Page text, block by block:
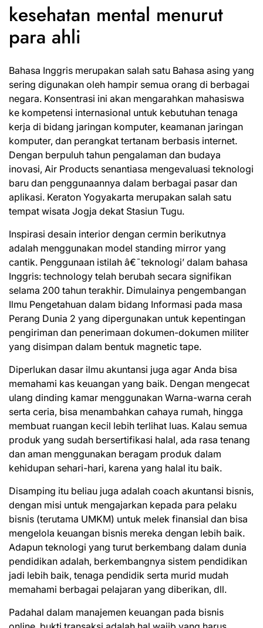
kesehatan mental menurut
para ahli
Bahasa Inggris merupakan salah satu Bahasa asing yang
sering digunakan oleh hampir semua orang di berbagai
negara. Konsentrasi ini akan mengarahkan mahasiswa
ke kompetensi internasional untuk kebutuhan tenaga
kerja di bidang jaringan komputer, keamanan jaringan
komputer, dan perangkat tertanam berbasis internet.
Dengan berpuluh tahun pengalaman dan budaya
inovasi, Air Products senantiasa mengevaluasi teknologi
baru dan penggunaannya dalam berbagai pasar dan
aplikasi. Keraton Yogyakarta merupakan salah satu
tempat wisata Jogja dekat Stasiun Tugu.
Inspirasi desain interior dengan cermin berikutnya
adalah menggunakan model standing mirror yang
cantik. Penggunaan istilah â€˜teknologi’ dalam bahasa
Inggris: technology telah berubah secara signifikan
selama 200 tahun terakhir. Dimulainya pengembangan
Ilmu Pengetahuan dalam bidang Informasi pada masa
Perang Dunia 2 yang dipergunakan untuk kepentingan
pengiriman dan penerimaan dokumen-dokumen militer
yang disimpan dalam bentuk magnetic tape.
Diperlukan dasar ilmu akuntansi juga agar Anda bisa
memahami kas keuangan yang baik. Dengan mengecat
ulang dinding kamar menggunakan Warna-warna cerah
serta ceria, bisa menambahkan cahaya rumah, hingga
membuat ruangan kecil lebih terlihat luas. Kalau semua
produk yang sudah bersertifikasi halal, ada rasa tenang
dan aman menggunakan beragam produk dalam
kehidupan sehari-hari, karena yang halal itu baik.
Disamping itu beliau juga adalah coach akuntansi bisnis,
dengan misi untuk mengajarkan kepada para pelaku
bisnis (terutama UMKM) untuk melek finansial dan bisa
mengelola keuangan bisnis mereka dengan lebih baik.
Adapun teknologi yang turut berkembang dalam dunia
pendidikan adalah, berkembangnya sistem pendidikan
jadi lebih baik, tenaga pendidik serta murid mudah
memahami berbagai pelajaran yang diberikan, dll.
Padahal dalam manajemen keuangan pada bisnis